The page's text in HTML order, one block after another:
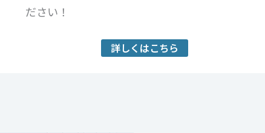
ださい！
詳しくはこちら